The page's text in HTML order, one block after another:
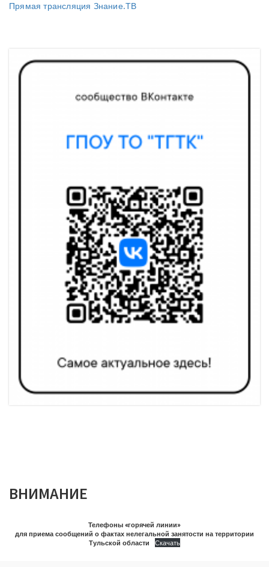
Прямая трансляция Знание.ТВ
ВНИМАНИЕ
Телефоны «горячей линии»
для приема сообщений о фактах нелегальной занятости на территории
Тульской области
Скачать